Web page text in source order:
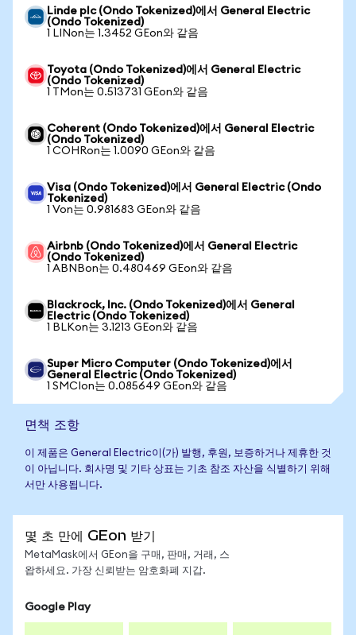
Linde plc (Ondo Tokenized)에서 General Electric
(Ondo Tokenized)
1 LINon는 1.3452 GEon와 같음
Toyota (Ondo Tokenized)에서 General Electric
(Ondo Tokenized)
1 TMon는 0.513731 GEon와 같음
Coherent (Ondo Tokenized)에서 General Electric
(Ondo Tokenized)
1 COHRon는 1.0090 GEon와 같음
Visa (Ondo Tokenized)에서 General Electric (Ondo
Tokenized)
1 Von는 0.981683 GEon와 같음
Airbnb (Ondo Tokenized)에서 General Electric
(Ondo Tokenized)
1 ABNBon는 0.480469 GEon와 같음
Blackrock, Inc. (Ondo Tokenized)에서 General
Electric (Ondo Tokenized)
1 BLKon는 3.1213 GEon와 같음
Super Micro Computer (Ondo Tokenized)에서
General Electric (Ondo Tokenized)
1 SMCIon는 0.085649 GEon와 같음
면책 조항
이 제품은 General Electric이(가) 발행, 후원, 보증하거나 제휴한 것
이 아닙니다. 회사명 및 기타 상표는 기초 참조 자산을 식별하기 위해
서만 사용됩니다.
몇 초 만에 GEon 받기
MetaMask에서 GEon을 구매, 판매, 거래, 스
왑하세요. 가장 신뢰받는 암호화폐 지갑.
Google Play